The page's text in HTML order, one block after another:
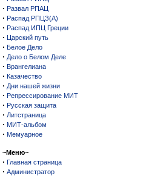
· Развал РПАЦ
· Распад РПЦЗ(А)
· Распад ИПЦ Греции
· Царский путь
· Белое Дело
· Дело о Белом Деле
· Врангелиана
· Казачество
· Дни нашей жизни
· Репрессирование МИТ
· Русская защита
· Литстраница
· МИТ-альбом
· Мемуарное
~Меню~
· Главная страница
· Администратор